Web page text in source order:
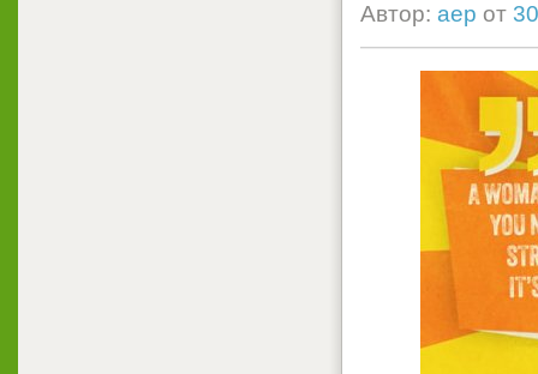
Автор: aep от